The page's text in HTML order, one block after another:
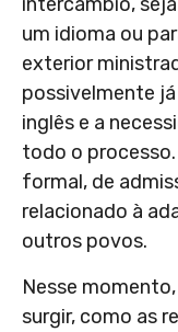
um idioma ou
exterior
possivelmente
inglês e a
todo o
formal, de
relacionado à
outros povos.
Nesse
surgir, como as